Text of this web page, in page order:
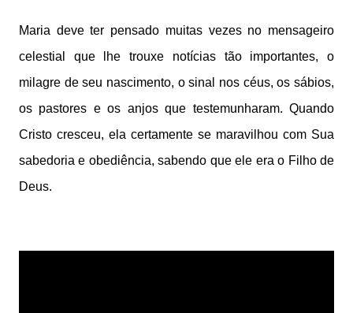
Maria deve ter pensado muitas vezes no mensageiro
celestial que lhe trouxe notícias tão importantes, o
milagre de seu nascimento, o sinal nos céus, os sábios,
os pastores e os anjos que testemunharam. Quando
Cristo cresceu, ela certamente se maravilhou com Sua
sabedoria e obediência, sabendo que ele era o Filho de
Deus.